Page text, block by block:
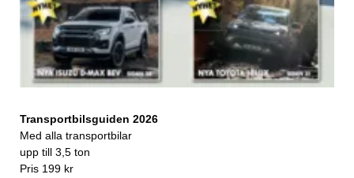
Transportbilsguiden 2026
Med alla transportbilar
upp till 3,5 ton
Pris 199 kr